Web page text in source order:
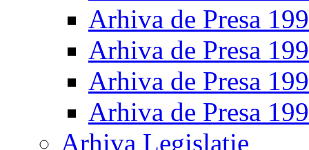
Arhiva de Presa
Arhiva de Presa
Arhiva de Presa
Arhiva de Presa
Arhiva Legislatie